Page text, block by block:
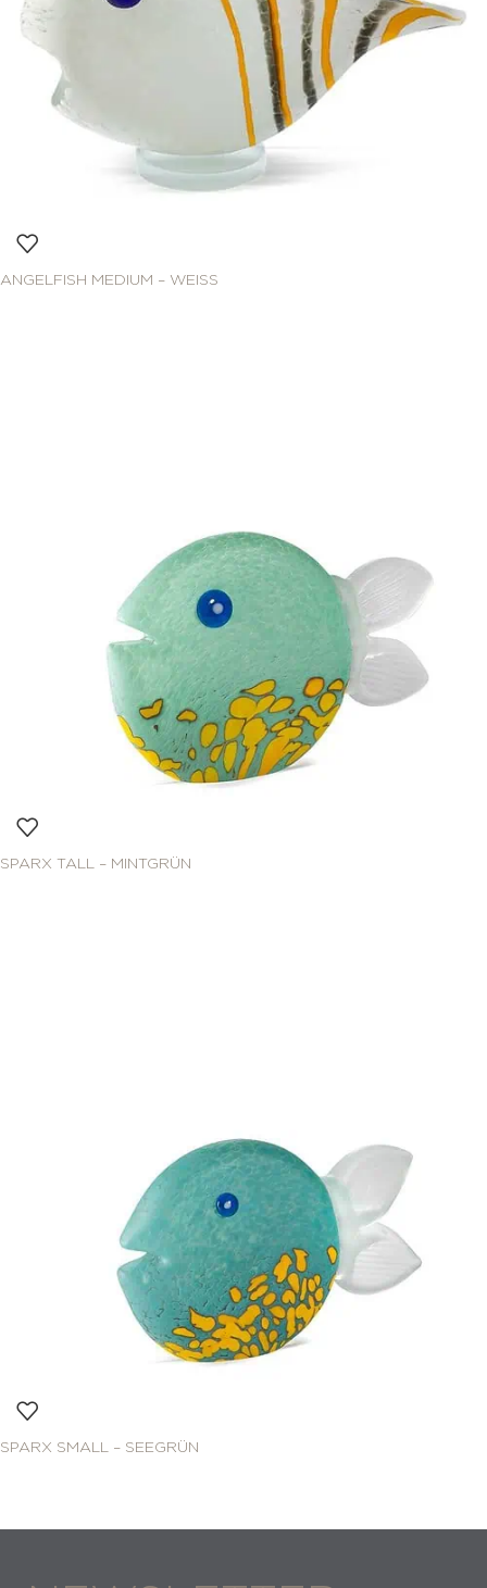
ANGELFISH MEDIUM – WEISS
SPARX TALL – MINTGRÜN
SPARX SMALL – SEEGRÜN